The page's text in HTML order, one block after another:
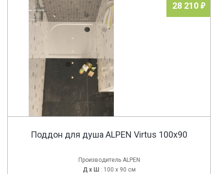
28 210
Поддон для душа ALPEN Virtus 100x90
Производитель ALPEN
Д х Ш : 100 x 90 см